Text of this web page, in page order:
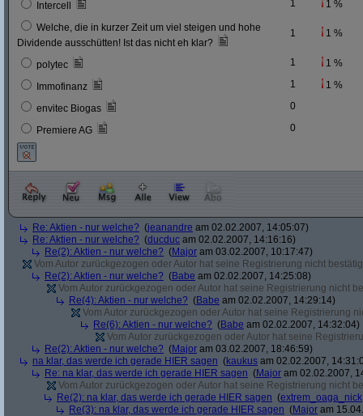
Intercell 1 1 %
Welche, die in kurzer Zeit um viel steigen und hohe
Dividende ausschütten! Ist das nicht eh klar?
1 1 %
polytec 1 1 %
Immofinanz 1 1 %
envitec Biogas 0
Premiere AG 0
Re: Aktien - nur welche? (jeanandre am 02.02.2007, 14:05:07)
Re: Aktien - nur welche? (ducduc am 02.02.2007, 14:16:16)
Re(2): Aktien - nur welche? (Major am 03.02.2007, 10:17:47)
Vom Autor zurückgezogen oder Autor hat seine Registrierung nicht
Re(2): Aktien - nur welche? (Babe am 02.02.2007, 14:25:08)
Vom Autor zurückgezogen oder Autor hat seine Registrierung nicht
Re(4): Aktien - nur welche? (Babe am 02.02.2007, 14:29:14)
Vom Autor zurückgezogen oder Autor hat seine Registrierung
Re(6): Aktien - nur welche? (Babe am 02.02.2007, 14:32:04)
Vom Autor zurückgezogen oder Autor hat seine
Re(2): Aktien - nur welche? (Major am 03.02.2007, 18:46:59)
na klar, das werde ich gerade HIER sagen (kaukus am 02.02.2007,
Re: na klar, das werde ich gerade HIER sagen (Major am 02.02.2007,
Vom Autor zurückgezogen oder Autor hat seine Registrierung nicht
Re(2): na klar, das werde ich gerade HIER sagen (extrem_oaga_nick
Re(3): na klar, das werde ich gerade HIER sagen (Major am